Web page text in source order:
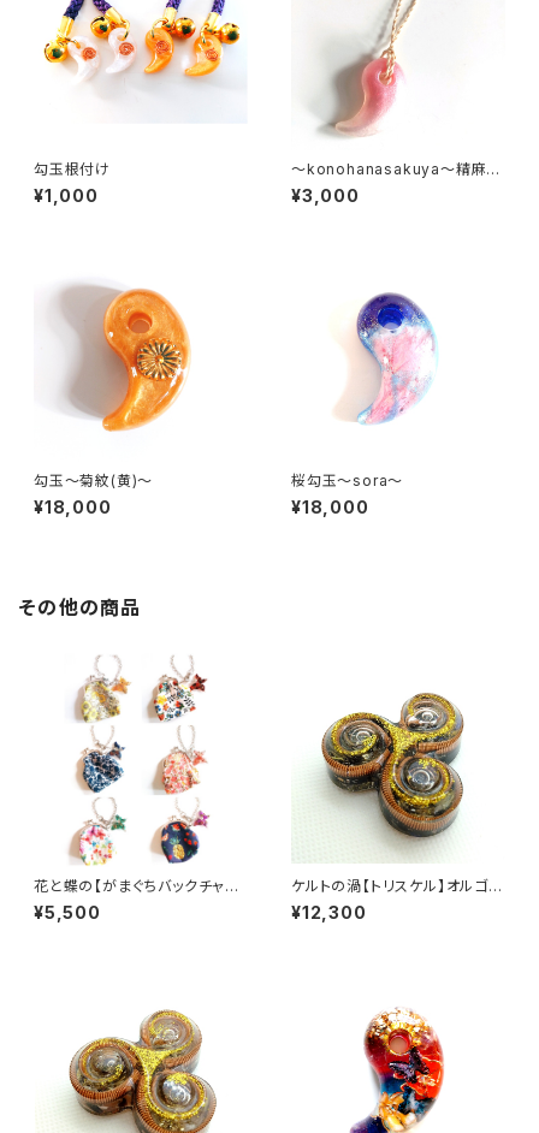
勾玉根付け
¥1,000
～konohanasakuya～精麻ス
トラップ
¥3,000
勾玉～菊紋(黄)～
¥18,000
桜勾玉～sora～
¥18,000
その他の商品
花と蝶の【がまぐちバックチャー
ム】
¥5,500
ケルトの渦【トリスケル】オルゴナ
イト
¥12,300